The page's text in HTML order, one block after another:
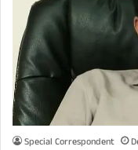
Special Correspondent